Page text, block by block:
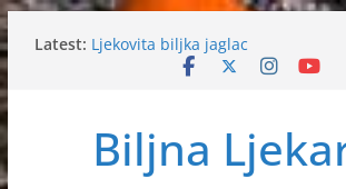
Skip
to
content
Latest: Ljekovita biljka jaglac
Datule kao zdravo voće
Najzdravije namirnice za veliko
organizma
Kesten pitomi
Biljna